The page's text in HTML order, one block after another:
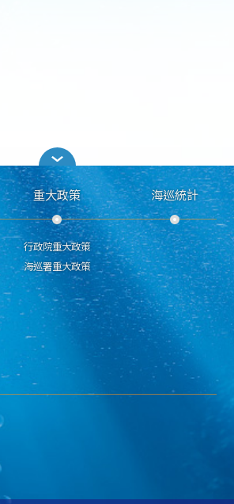
重大政策
行政院重大政策
海巡署重大政策
海巡統計